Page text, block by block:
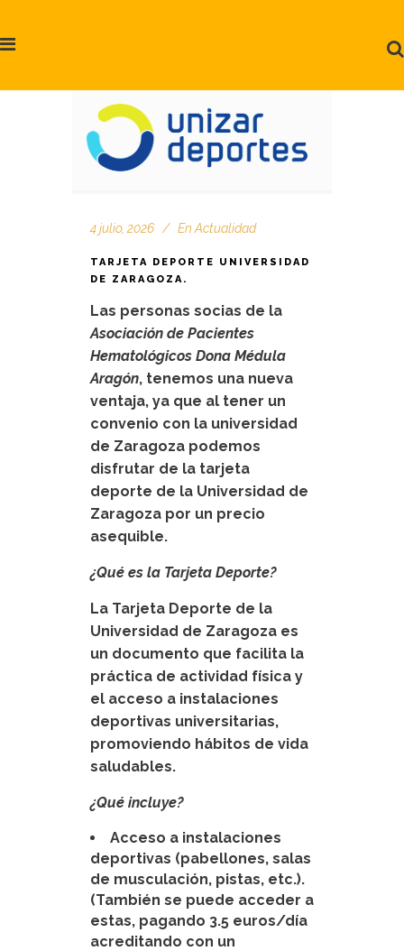
4 julio, 2026 En Actualidad
TARJETA DEPORTE UNIVERSIDAD
DE ZARAGOZA.
Las personas socias de la
Asociación de Pacientes
Hematológicos Dona Médula
Aragón, tenemos una nueva
ventaja, ya que al tener un
convenio con la universidad
de Zaragoza podemos
disfrutar de la tarjeta
deporte de la Universidad de
Zaragoza por un precio
asequible.
¿Qué es la Tarjeta Deporte?
La Tarjeta Deporte de la
Universidad de Zaragoza es
un documento que facilita la
práctica de actividad física y
el acceso a instalaciones
deportivas universitarias,
promoviendo hábitos de vida
saludables.
¿Qué incluye?
Acceso a instalaciones
deportivas (pabellones, salas
de musculación, pistas, etc.).
(También se puede acceder a
estas, pagando 3.5 euros/día
acreditando con un